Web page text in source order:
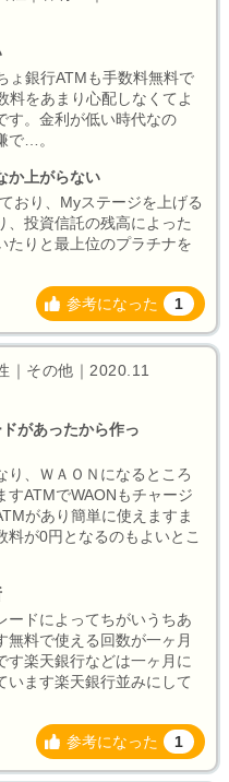
ょ銀行ATMも手数料無料で
料をあまり心配しなくてよ
す。金利が低い時代なの
で…。
か上がらない
おり、Myステージを上げる
、投資信託の残高によった
たりと最上位のプラチナを
参考になった 1
｜その他｜2020.11
があったから作っ
り、ＷＡＯＮになるところ
すATMでWAONもチャージ
があり簡単に使えますま
が0円となるのもよいとこ
ードによってちがいうちあ
無料で使える回数が一ヶ月
す楽天銀行などは一ヶ月に
います楽天銀行並みにして
参考になった 1